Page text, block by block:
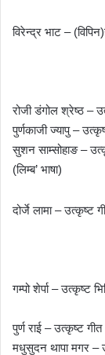
विरेन्द्र भाट –
रोजी डंगोल श्रेष्ठ –
पुर्णकाजी ज्यापु –
सुशन साम्सोहाङ –
(लिम्ब’ भाषा)
दोर्जे लामा – उत्कृष्ट
गम्पो शेर्पा – उत्कृष्ट
पुर्ण राई – उत्कृष्ट गीत
मधुसुदन थापा मगर –